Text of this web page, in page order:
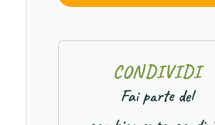
CONDIVIDI
Fai parte del